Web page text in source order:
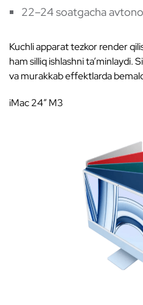
22–24 soatgacha
Kuchli apparat tezkor render
ham silliq ishlashni ta’minlaydi.
va murakkab effektlarda
iMac 24″ M3